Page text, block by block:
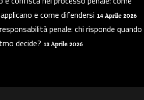
e come difendersi 14 Aprile 2026
penale: chi risponde quando
decide? 13 Aprile 2026